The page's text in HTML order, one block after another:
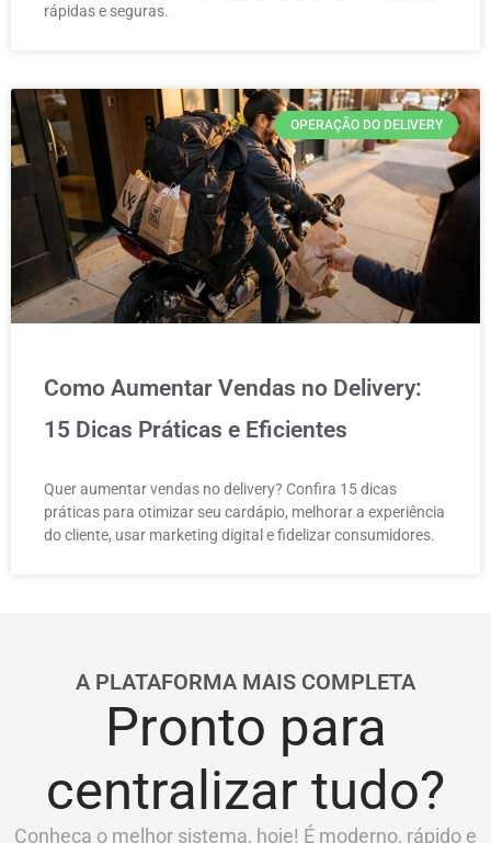
rápidas e seguras.
OPERAÇÃO DO DELIVERY
Como Aumentar Vendas no Delivery:
15 Dicas Práticas e Eficientes
Quer aumentar vendas no delivery? Confira 15 dicas
práticas para otimizar seu cardápio, melhorar a experiência
do cliente, usar marketing digital e fidelizar consumidores.
A PLATAFORMA MAIS COMPLETA
Pronto para
centralizar tudo?
Conheça o melhor sistema, hoje! É moderno, rápido e